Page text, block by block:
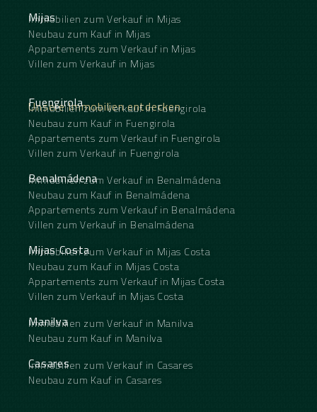
Mijas
Immobilien zum Verkauf in Mijas
Neubau zum Kauf in Mijas
Appartements zum Verkauf in Mijas
Villen zum Verkauf in Mijas
Unsere Immobilien entdecken
Fuengirola
Immobilien zum Verkauf in Fuengirola
Neubau zum Kauf in Fuengirola
Appartements zum Verkauf in Fuengirola
Villen zum Verkauf in Fuengirola
Benalmádena
Immobilien zum Verkauf in Benalmádena
Neubau zum Kauf in Benalmádena
Appartements zum Verkauf in Benalmádena
Villen zum Verkauf in Benalmádena
Mijas Costa
Immobilien zum Verkauf in Mijas Costa
Neubau zum Kauf in Mijas Costa
Appartements zum Verkauf in Mijas Costa
Villen zum Verkauf in Mijas Costa
Manilva
Immobilien zum Verkauf in Manilva
Neubau zum Kauf in Manilva
Casares
Immobilien zum Verkauf in Casares
Neubau zum Kauf in Casares